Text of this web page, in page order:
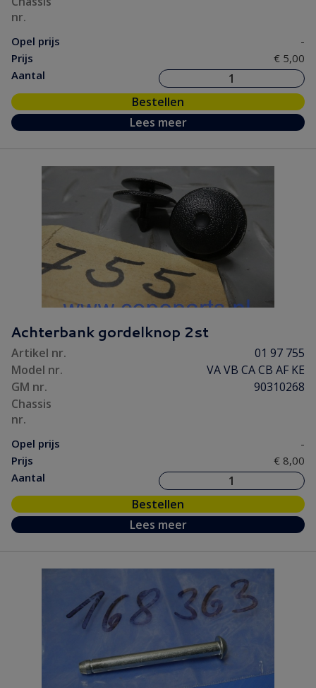
nr.
Opel prijs
-
Prijs
€ 5,00
Aantal
Bestellen
Lees meer
Achterbank gordelknop 2st
Artikel nr.
01 97 755
Model nr.
VA VB CA CB AF KE
GM nr.
90310268
Chassis
nr.
Opel prijs
-
Prijs
€ 8,00
Aantal
Bestellen
Lees meer